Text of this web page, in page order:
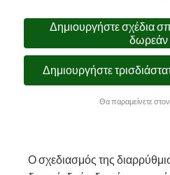
Δημιουργήστε σχέδια
δωρεάν
Δημιουργήστε
Θα παραμείνετε στον
Ο σχεδιασμός της